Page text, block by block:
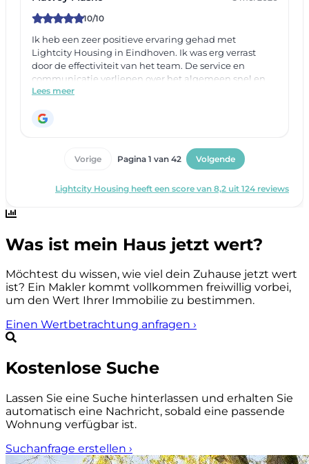
Was ist mein Haus jetzt wert?
Möchtest du wissen, wie viel dein Zuhause jetzt wert
ist? Ein Makler kommt vollkommen freiwillig vorbei,
um den Wert Ihrer Immobilie zu bestimmen.
Einen Wertbetrachtung anfragen ›
Kostenlose Suche
Lassen Sie eine Suche hinterlassen und erhalten Sie
automatisch eine Nachricht, sobald eine passende
Wohnung verfügbar ist.
Suchanfrage erstellen ›